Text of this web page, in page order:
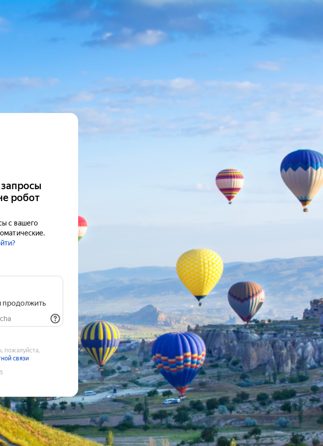
робот
с вашего
продолжить
пожалуйста,
связи